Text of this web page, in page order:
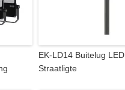
EK-LD14 Buitelug LED
Straatligte